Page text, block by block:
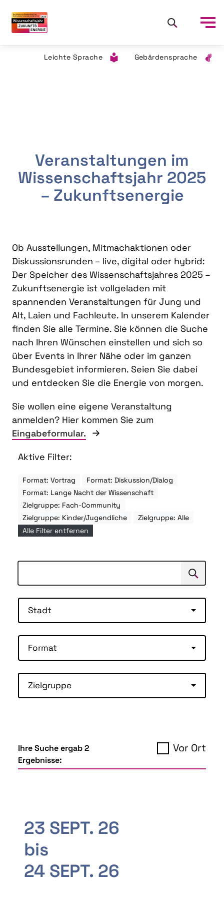
Leichte Sprache Gebärdensprache
Veranstaltungen im
Wissenschaftsjahr 2025
– Zukunftsenergie
Ob Ausstellungen, Mitmachaktionen oder
Diskussionsrunden – live, digital oder hybrid:
Der Speicher des Wissenschaftsjahres 2025 –
Zukunftsenergie ist vollgeladen mit
spannenden Veranstaltungen für Jung und
Alt, Laien und Fachleute. In unserem Kalender
finden Sie alle Termine. Sie können die Suche
nach Ihren Wünschen einstellen und sich so
über Events in Ihrer Nähe oder im ganzen
Bundesgebiet informieren. Seien Sie dabei
und entdecken Sie die Energie von morgen.
Sie wollen eine eigene Veranstaltung
anmelden? Hier kommen Sie zum
Eingabeformular.
Aktive Filter:
Format: Vortrag
Format: Diskussion/Dialog
Format: Lange Nacht der Wissenschaft
Zielgruppe: Fach-Community
Zielgruppe: Kinder/Jugendliche
Zielgruppe: Alle
Alle Filter entfernen
Suchen
Stadt
Format
Zielgruppe
Ihre Suche ergab 2
Ergebnisse:
Vor Ort
23 SEPT. 26
bis
24 SEPT. 26